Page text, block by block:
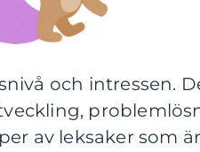
och intressen.
av leksaker som är